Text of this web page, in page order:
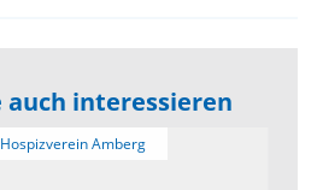
auch interessieren